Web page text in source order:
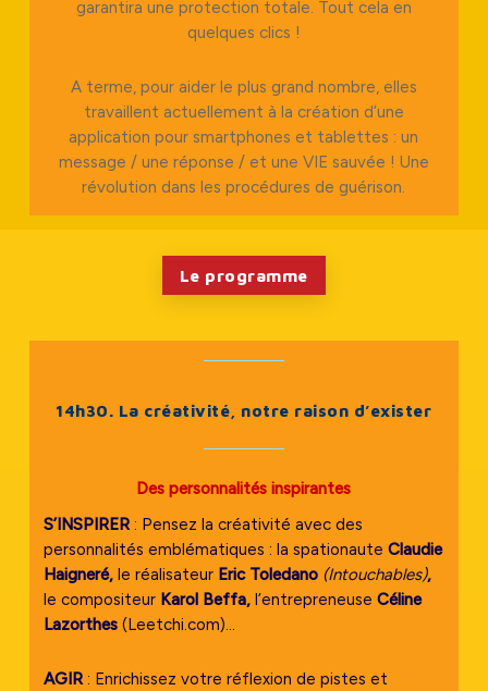
garantira une protection totale. Tout cela en
quelques clics !
A terme, pour aider le plus grand nombre, elles
travaillent actuellement à la création d’une
application pour smartphones et tablettes : un
message / une réponse / et une VIE sauvée ! Une
révolution dans les procédures de guérison.
Le programme
14h30. La créativité, notre raison d’exister
Des personnalités inspirantes
S’INSPIRER: Pensez la créativité avec des
personnalités emblématiques : la spationauteClaudie
Haigneré,le réalisateur Eric Toledano (Intouchables),
le compositeur Karol Beffa, l’entrepreneuseCéline
Lazorthes (Leetchi.com)…
AGIR: Enrichissez votre réflexion de pistes et